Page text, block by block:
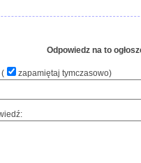
Odpowiedz na to
( zapamiętaj tymczasowo)